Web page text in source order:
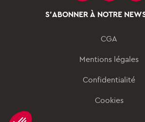
Nos pôles
NOS ENGAGEMENTS
Notre démarche
responsables
Nos actions pour les
femmes et les hommes
Cookies
Confidentialité
Mentions légales
CGA
S'ABONNER À NOTRE